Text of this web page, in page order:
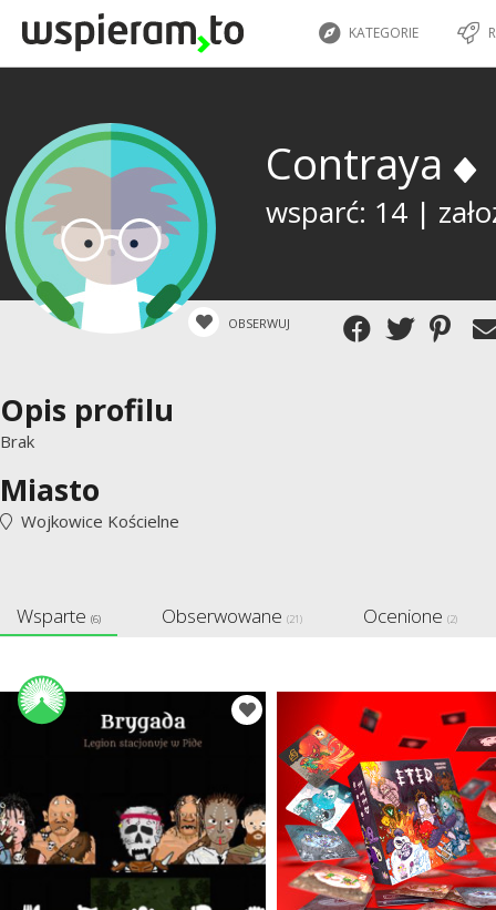
KATEGORIE
Contraya
wsparć: 14 |
OBSERWUJ
Opis profilu
Brak
Miasto
Wojkowice Kościelne
Wsparte (6) Obserwowane (21) Ocenione (2)